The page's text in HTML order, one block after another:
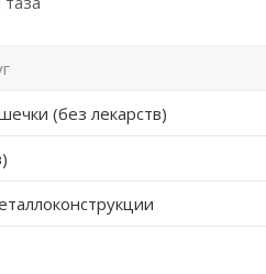
(без лекарств)